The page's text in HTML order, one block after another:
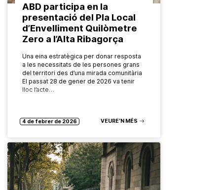
ABD participa en la
presentació del Pla Local
d’Envelliment Quilòmetre
Zero a l’Alta Ribagorça
Una eina estratègica per donar resposta
a les necessitats de les persones grans
del territori des d’una mirada comunitària
El passat 28 de gener de 2026 va tenir
lloc l’acte…
4 de febrer de 2026 VEURE’N MÉS